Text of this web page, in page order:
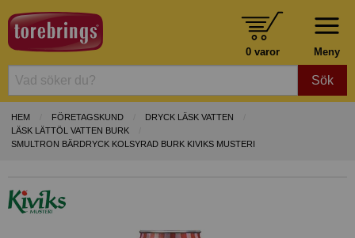
Meny
0 varor
Sök
HEM FÖRETAGSKUND
DRYCK LÄSK VATTEN
LÄSK LÄTTÖL VATTEN BURK
SMULTRON BÄRDRYCK KOLSYRAD BURK KIVIKS MUSTERI